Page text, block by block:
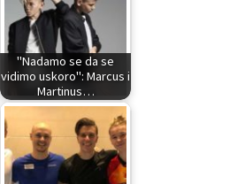
"Nadamo se da se
vidimo uskoro": Marcus i
Martinus…